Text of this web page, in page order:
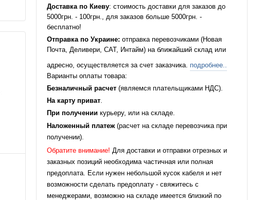
Доставка по Киеву: стоимость доставки для заказов до
5000грн. - 100грн., для заказов больше 5000грн. -
бесплатно!
Отправка по Украине: отправка перевозчиками (Новая
Почта, Деливери, САТ, Интайм) на ближайший склад или
адресно, осуществляется за счет заказчика. подробнее..
Варианты оплаты товара:
Безналичный расчет (являемся плательщиками НДС).
На карту приват.
При получении курьеру, или на складе.
Наложенный платеж(расчет на складе перевозчика при
получении).
Обратите внимание! Для доставки и отправки отрезных и
заказных позиций необходима частичная или полная
предоплата. Если нужен небольшой кусок кабеля и нет
возможности сделать предоплату - свяжитесь с
менеджерами, возможно на складе имеется близкий по